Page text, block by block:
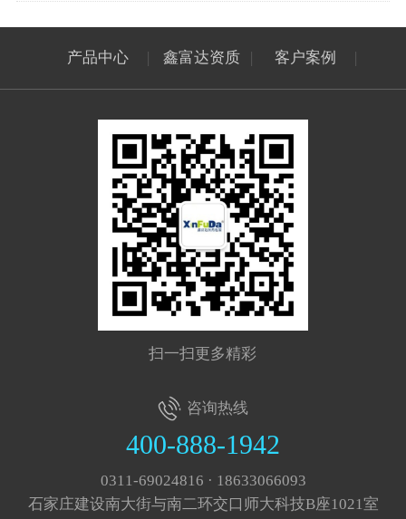
产品中心 鑫富达资质 客户案例
扫一扫更多精彩
咨询热线
400-888-1942
0311-69024816 · 18633066093
石家庄建设南大街与南二环交口师大科技B座1021室